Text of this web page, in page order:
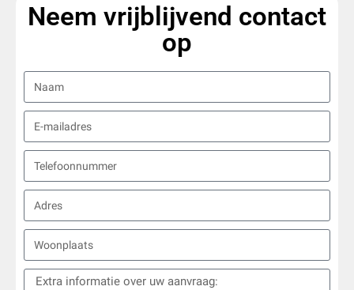
Neem vrijblijvend contact
op